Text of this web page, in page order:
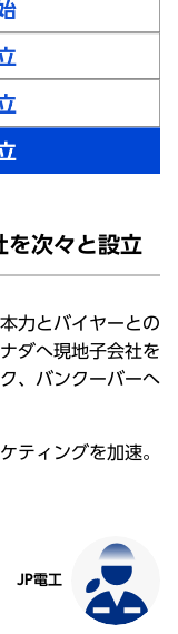
を次々と設⽴
⼒とバイヤーとの
ダへ現地⼦会社を
、バンクーバーへ
ティングを加速。
JP電⼯